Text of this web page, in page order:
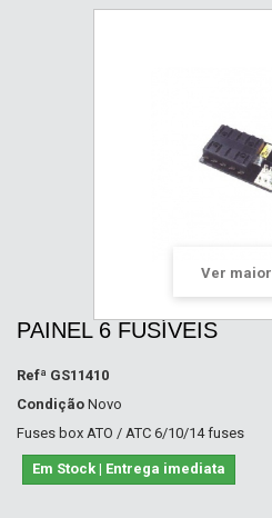
Ver maior
PAINEL 6 FUSÍVEIS
Refª GS11410
Condição Novo
Fuses box ATO / ATC 6/10/14 fuses
Em Stock | Entrega imediata